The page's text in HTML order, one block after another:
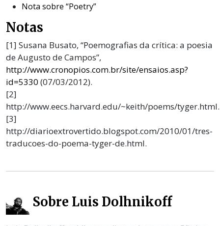
Nota sobre “Poetry”
Notas
[1] Susana Busato, “Poemografias da crítica: a poesia
de Augusto de Campos”,
http://www.cronopios.com.br/site/ensaios.asp?
id=5330 (07/03/2012).
[2]
http://www.eecs.harvard.edu/~keith/poems/tyger.html.
[3]
http://diarioextrovertido.blogspot.com/2010/01/tres-
traducoes-do-poema-tyger-de.html.
Sobre Luis Dolhnikoff